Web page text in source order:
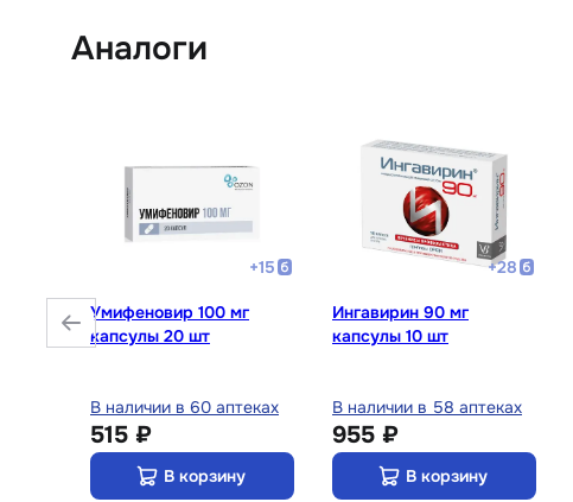
Аналоги
+15
Умифеновир 100 мг
капсулы 20 шт
В наличии в 60 аптеках
515 ₽
В корзину
+28
Ингавирин 90 мг
капсулы 10 шт
В наличии в 58 аптеках
955 ₽
В корзину